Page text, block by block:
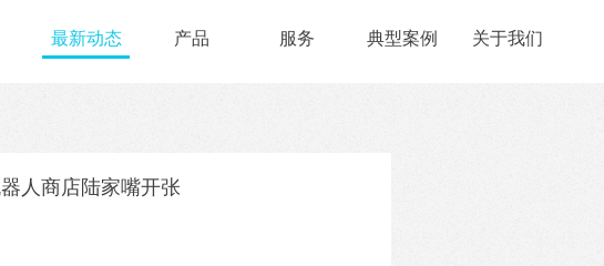
最新动态 产品 服务 典型案例 关于我们
人商店陆家嘴开张